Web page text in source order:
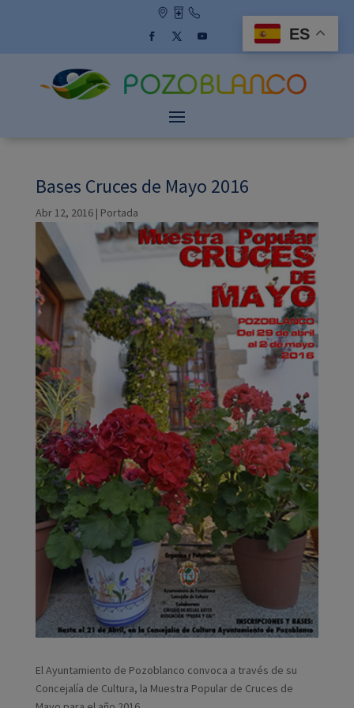
Bases Cruces de Mayo 2016
Abr 12, 2016| Portada
El Ayuntamiento de Pozoblanco convoca a través de su
Concejalía de Cultura, la Muestra Popular de Cruces de
ES